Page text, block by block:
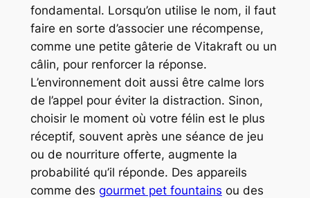
fondamental. Lorsqu’on utilise le nom, il faut
faire en sorte d’associer une récompense,
comme une petite gâterie de Vitakraft ou un
câlin, pour renforcer la réponse.
L’environnement doit aussi être calme lors
de l’appel pour éviter la distraction. Sinon,
choisir le moment où votre félin est le plus
réceptif, souvent après une séance de jeu
ou de nourriture offerte, augmente la
probabilité qu’il réponde. Des appareils
comme des gourmet pet fountains ou des